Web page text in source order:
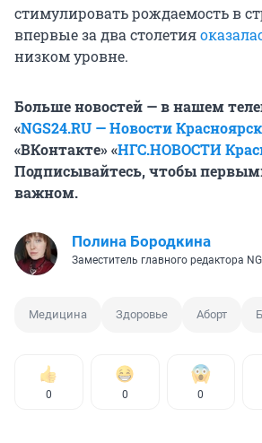
стимулировать рождаемость в
впервые за два столетия
низком уровне.
Больше новостей — в нашем
«NGS24.RU — Новости
«ВКонтакте» «НГС.НОВОСТИ
Подписывайтесь, чтобы
важном.
Полина Бородкина
Заместитель главного редактора
Медицина Здоровье Аборт
0 0 0